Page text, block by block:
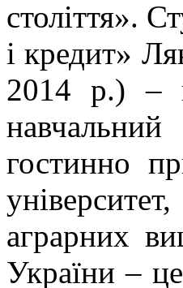
століття».
і кредит»
2014 р.) –
гостинно
аграрних
України –